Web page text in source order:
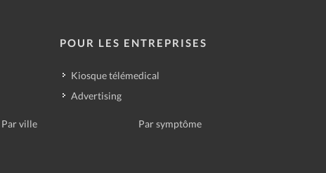
POUR LES ENTREPRISES
Kiosque télémedical
Advertising
Par ville Par symptôme